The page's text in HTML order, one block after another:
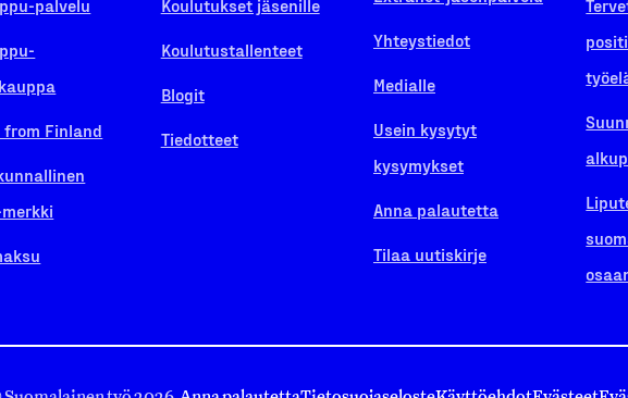
palvelu
from Finland
Koulutukset jäsenille
Koulutustallenteet
Blogit
Tiedotteet
Yhteystiedot
Medialle
Usein kysytyt
kysymykset
Anna palautetta
Tilaa uutiskirje